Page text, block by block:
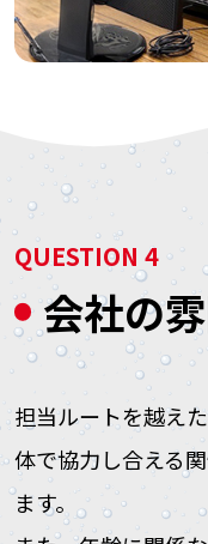
QUESTION 4
会社の
担当ルートを越え
体で協力し合える
ます。